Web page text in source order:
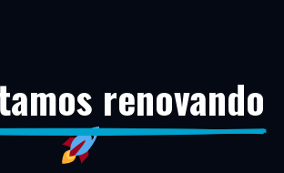
renovando